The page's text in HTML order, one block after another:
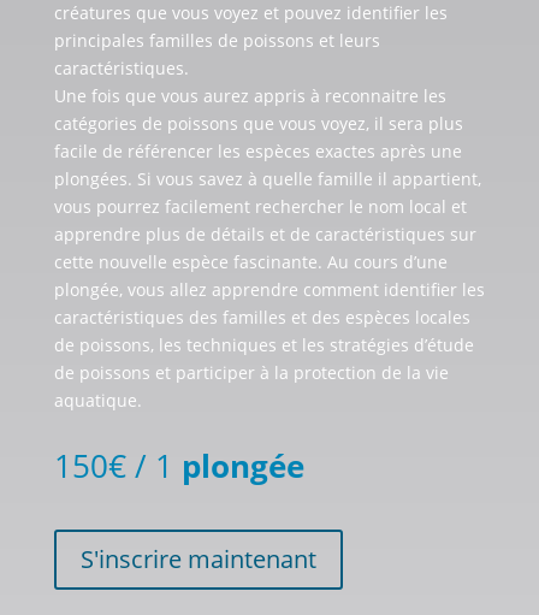
créatures que vous voyez et pouvez identifier les
principales familles de poissons et leurs
caractéristiques.
Une fois que vous aurez appris à reconnaitre les
catégories de poissons que vous voyez, il sera plus
facile de référencer les espèces exactes après une
plongées. Si vous savez à quelle famille il appartient,
vous pourrez facilement rechercher le nom local et
apprendre plus de détails et de caractéristiques sur
cette nouvelle espèce fascinante. Au cours d’une
plongée, vous allez apprendre comment identifier les
caractéristiques des familles et des espèces locales
de poissons, les techniques et les stratégies d’étude
de poissons et participer à la protection de la vie
aquatique.
150€ / 1 plongée
S'inscrire maintenant